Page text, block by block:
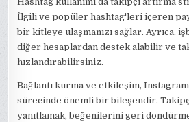
İlgili ve popüler hashtag'leri içeren
bir kitleye ulaşmanızı sağlar. Ayrıca,
diğer hesaplardan destek alabilir ve
hızlandırabilirsiniz.
Bağlantı kurma ve etkileşim,
sürecinde önemli bir bileşendir.
yanıtlamak, beğenilerini geri